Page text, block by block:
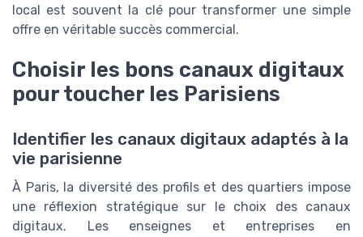
local est souvent la clé pour transformer une simple
offre en véritable succès commercial.
Choisir les bons canaux digitaux
pour toucher les Parisiens
Identifier les canaux digitaux adaptés à la
vie parisienne
À Paris, la diversité des profils et des quartiers impose
une réflexion stratégique sur le choix des canaux
digitaux. Les enseignes et entreprises en